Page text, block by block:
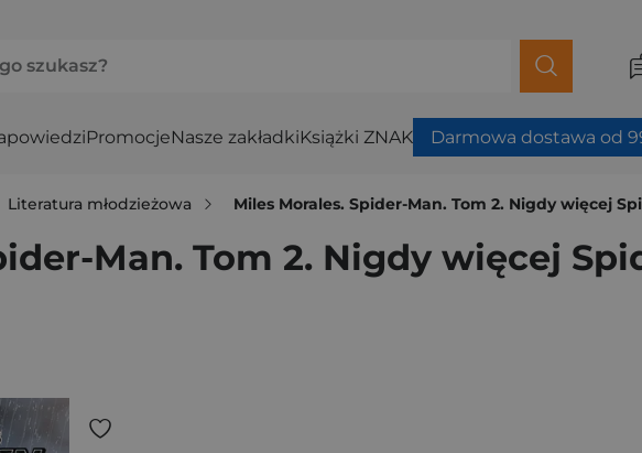
PromocjeNasze zakładkiKsiążki ZNAK Darmowa dostawa od
Literatura młodzieżowa Miles Morales. Spider-Man. Tom 2. Nigdy więcej
Man. Tom 2. Nigdy więcej